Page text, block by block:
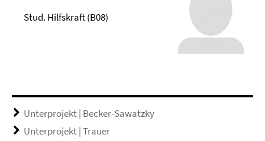
Stud. Hilfskraft (B08)
Unterprojekt | Becker-Sawatzky
Unterprojekt | Trauer